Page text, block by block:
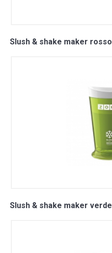
Slush & shake maker rosso
Slush & shake maker verde